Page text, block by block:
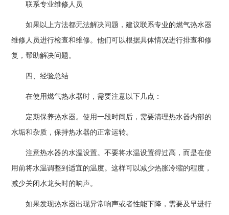
联系专业维修人员
如果以上方法都无法解决问题，建议联系专业的燃气热水器
维修人员进行检查和维修。他们可以根据具体情况进行排查和修
复，帮助解决问题。
四、经验总结
在使用燃气热水器时，需要注意以下几点：
定期保养热水器。使用一段时间后，需要清理热水器内部的
水垢和杂质，保持热水器的正常运转。
注意热水器的水温设置。不要将水温设置得过高，而是在使
用前将水温调整到适宜的温度。这样可以减少热胀冷缩的程度，
减少关闭水龙头时的响声。
如果发现热水器出现异常响声或者性能下降，需要及早进行